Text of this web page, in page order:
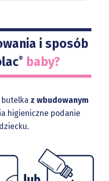
i sposób
® baby?
butelka z wbudowanym
higieniczne podanie